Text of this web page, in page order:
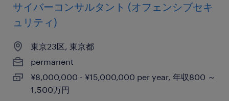
サイバーコンサルタント (オフェンシブセキ
ュリティ)
東京23区, 東京都
permanent
¥8,000,000 - ¥15,000,000 per year, 年収800 ～
1,500万円